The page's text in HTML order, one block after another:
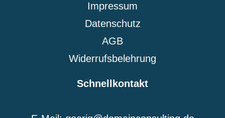
Impressum
Datenschutz
AGB
Widerrufsbelehrung
Schnellkontakt